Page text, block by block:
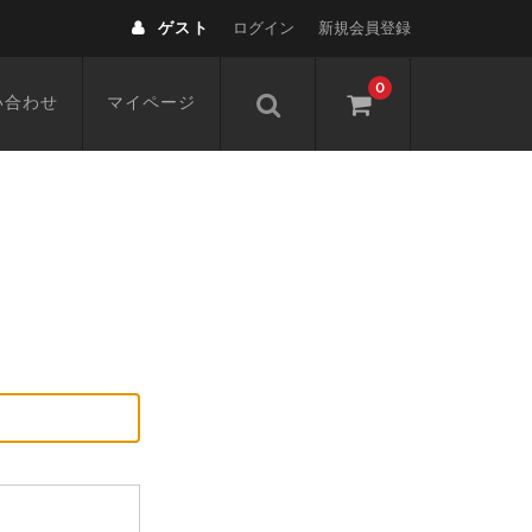
ゲスト ログイン 新規会員登録
0
合わせ マイページ